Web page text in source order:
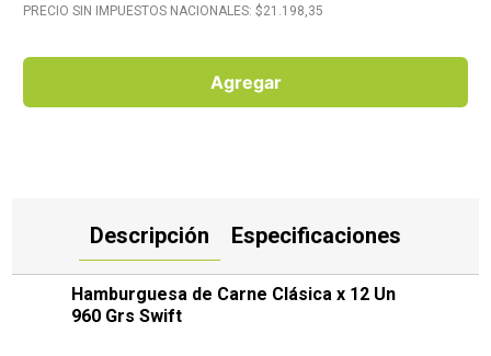
PRECIO SIN IMPUESTOS NACIONALES: $21.198,35
Agregar
Descripción Especificaciones
Hamburguesa de Carne Clásica x 12 Un
960 Grs Swift